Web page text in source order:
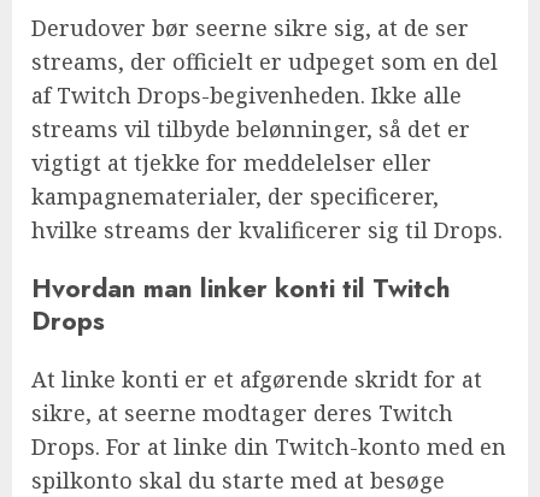
Derudover bør seerne sikre sig, at de ser
streams, der officielt er udpeget som en del
af Twitch Drops-begivenheden. Ikke alle
streams vil tilbyde belønninger, så det er
vigtigt at tjekke for meddelelser eller
kampagnematerialer, der specificerer,
hvilke streams der kvalificerer sig til Drops.
Hvordan man linker konti til Twitch
Drops
At linke konti er et afgørende skridt for at
sikre, at seerne modtager deres Twitch
Drops. For at linke din Twitch-konto med en
spilkonto skal du starte med at besøge